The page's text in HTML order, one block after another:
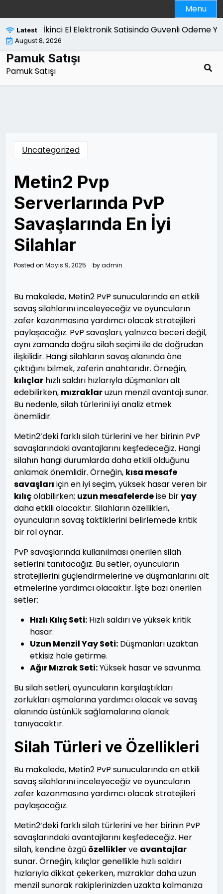
to
content
Menu
Latestİkinci El Elektronik Satisinda Guvenli Odeme
August 8, 2026
Pamuk Satışı
Pamuk Satışı
Uncategorized
Metin2 Pvp
Serverlarında PvP
Savaşlarında En İyi
Silahlar
Posted on Mayıs 9, 2025 byadmin
Bu makalede, Metin2 PvP sunucularında en etkili
savaş silahlarını inceleyeceğiz ve oyuncuların
zafer kazanmasına yardımcı olacak stratejileri
paylaşacağız. PvP savaşları, yalnızca beceri değil,
aynı zamanda doğru silah seçimi ile de doğrudan
ilişkilidir. Hangi silahların savaş alanında öne
çıktığını bilmek, zaferin anahtarıdır. Örneğin,
kılıçlar hızlı saldırı hızlarıyla düşmanları alt
edebilirken, mızraklaruzun menzil avantajı sunar.
Bu nedenle, silah türlerini iyi analiz etmek
önemlidir.
Metin2’deki farklı silah türlerini ve her birinin PvP
savaşlarındaki avantajlarını keşfedeceğiz. Hangi
silahın hangi durumlarda daha etkili olduğunu
anlamak önemlidir. Örneğin, kısa mesafe
savaşları için en iyi seçim, yüksek hasar veren bir
kılıçolabilirken; uzun mesafelerdeise biryay
daha etkili olacaktır. Silahların özellikleri,
oyuncuların savaş taktiklerini belirlemede kritik
bir rol oynar.
PvP savaşlarında kullanılması önerilen silah
setlerini tanıtacağız. Bu setler, oyuncuların
stratejilerini güçlendirmelerine ve düşmanlarını alt
etmelerine yardımcı olacaktır. İşte bazı önerilen
setler:
Hızlı Kılıç Seti: Hızlı saldırı ve yüksek kritik
hasar.
Uzun Menzil Yay Seti: Düşmanları uzaktan
etkisiz hale getirme.
Ağır Mızrak Seti:Yüksek hasar ve savunma.
Bu silah setleri, oyuncuların karşılaştıkları
zorlukları aşmalarına yardımcı olacak ve savaş
alanında üstünlük sağlamalarına olanak
tanıyacaktır.
Silah Türleri ve Özellikleri
Bu makalede, Metin2 PvP sunucularında en etkili
savaş silahlarını inceleyeceğiz ve oyuncuların
zafer kazanmasına yardımcı olacak stratejileri
paylaşacağız.
Metin2’deki farklı silah türlerini ve her birinin PvP
savaşlarındaki avantajlarını keşfedeceğiz. Her
silah, kendine özgü özelliklerve avantajlar
sunar. Örneğin, kılıçlar genellikle hızlı saldırı
hızlarıyla dikkat çekerken, mızraklar daha uzun
menzil sunarak rakiplerinizden uzakta kalmanıza